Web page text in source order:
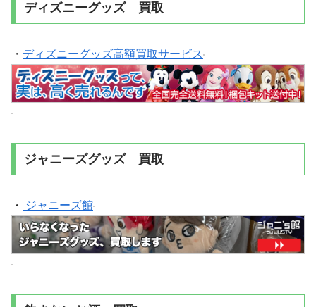
ディズニーグッズ 買取
・ ディズニーグッズ高額買取サービス
ジャニーズグッズ 買取
・ ジャニーズ館